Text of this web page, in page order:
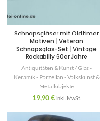
Schnapsgläser mit Oldtimer
Motiven | Veteran
Schnapsglas-Set | Vintage
Rockabilly 60er Jahre
Antiquitäten & Kunst / Glas -
Keramik - Porzellan - Volkskunst &
Metallobjekte
19,90€ inkl. MwSt.